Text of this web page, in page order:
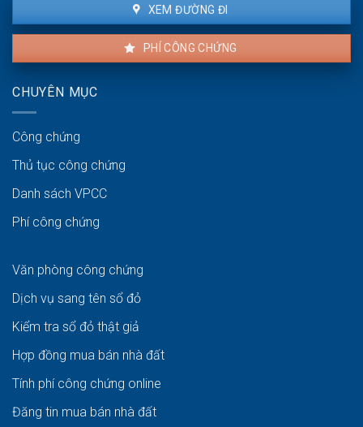
XEM ĐƯỜNG ĐI
PHÍ CÔNG CHỨNG
CHUYÊN MỤC
Công chứng
Thủ tục công chứng
Danh sách VPCC
Phí công chứng
Văn phòng công chứng
Dịch vụ sang tên sổ đỏ
Kiểm tra sổ đỏ thật giả
Hợp đồng mua bán nhà đất
Tính phí công chứng online
Đăng tin mua bán nhà đất